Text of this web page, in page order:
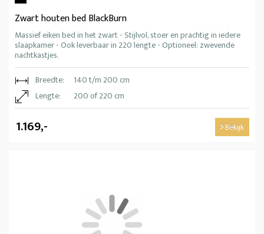
Zwart houten bed BlackBurn
Massief eiken bed in het zwart - Stijlvol, stoer en prachtig in iedere
slaapkamer - Ook leverbaar in 220 lengte - Optioneel: zwevende
nachtkastjes.
Breedte:
140 t/m 200 cm
Lengte:
200 of 220 cm
1.169,- Bekijk